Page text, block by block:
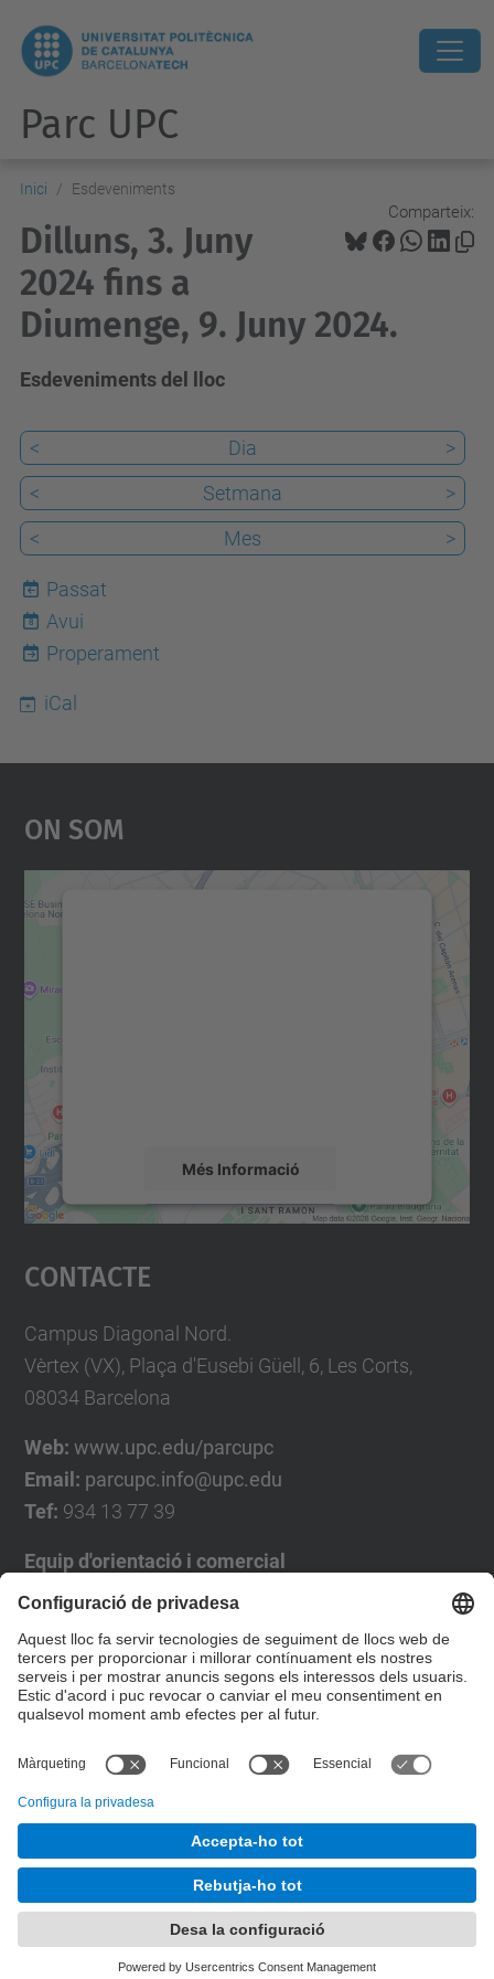
Parc UPC
Inici Esdeveniments
Comparteix:
Dilluns, 3. Juny
2024 fins a
Diumenge, 9. Juny 2024.
Esdeveniments del lloc
< Dia
>
<
Setmana
>
<
Mes >
Passat
8
Avui
Properament
iCal
On Som
Més Informació
Accepta
powered by
Contacte
Campus Diagonal Nord.
Vèrtex (VX), Plaça d'Eusebi Güell, 6, Les Corts,
08034 Barcelona
Web: www.upc.edu/parcupc
Email: parcupc.info@upc.edu
Tef: 934 13 77 39
Equip d'orientació i comercial
José Luís Grande
Tel. 93 4137194
jose.luis.grande@upc.edu
Formulari de contacte
Desenvolupat amb